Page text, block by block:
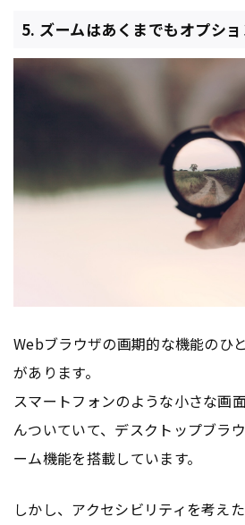
5. ズームはあくまでもオプシ
Webブラウザの画期的な機能のひ
があります。
スマートフォンのような小さな画
んついていて、デスクトップブラ
ーム機能を搭載しています。
しかし、アクセシビリティを考え